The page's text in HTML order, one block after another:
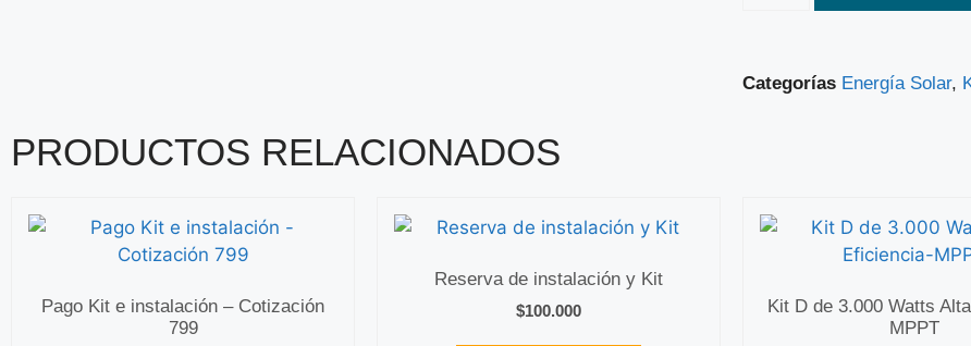
Categorías Energía Solar,
PRODUCTOS RELACIONADOS
Pago Kit e instalación – Cotización
799
Reserva de instalación y Kit
$100.000
Kit D de 3.000 Watts
MPPT